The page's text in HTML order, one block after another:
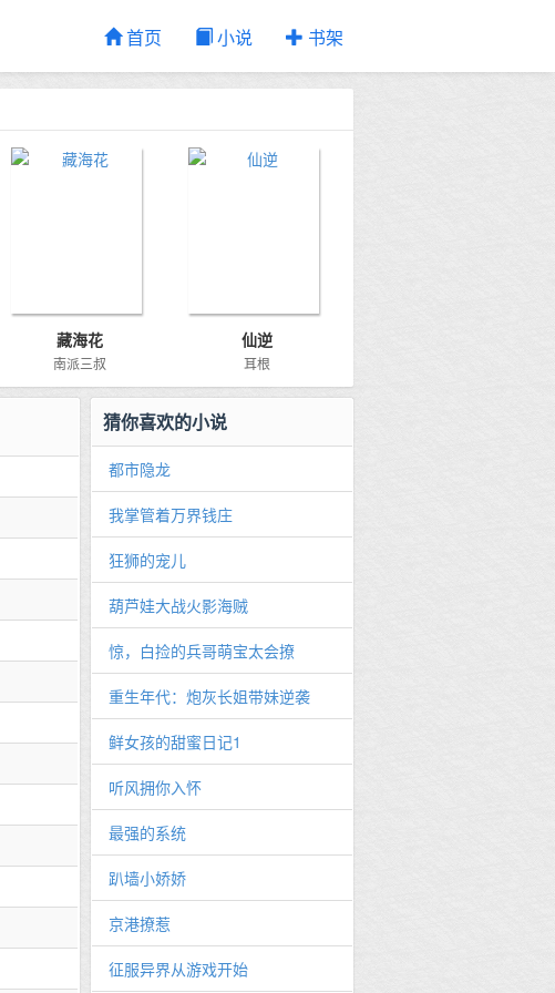
首页 小说 书架
藏海花
南派三叔
仙逆
耳根
猜你喜欢的小说
都市隐龙
我掌管着万界钱庄
狂狮的宠儿
葫芦娃大战火影海贼
惊，白捡的兵哥萌宝太会撩
重生年代：炮灰长姐带妹逆袭
鲜女孩的甜蜜日记1
听风拥你入怀
最强的系统
趴墙小娇娇
京港撩惹
征服异界从游戏开始